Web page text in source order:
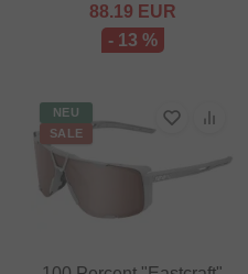
88.19 EUR
- 13 %
NEU
SALE